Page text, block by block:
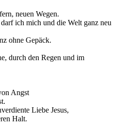
neuen Wegen.
ich mich und die Welt ganz neu
ohne Gepäck.
durch den Regen und im
Angst
Liebe Jesus,
Halt.